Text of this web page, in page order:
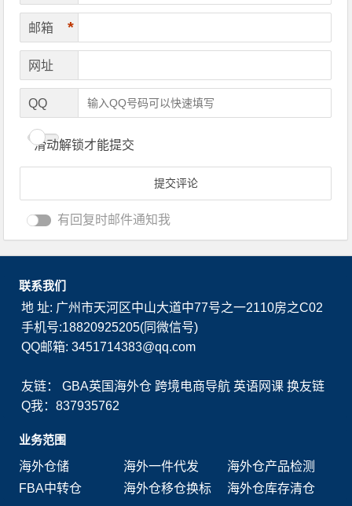
邮箱 *
网址
QQ
滑动解锁才能提交
有回复时邮件通知我
联系我们
地 址: 广州市天河区中山大道中77号之一2110房之C02
手机号:18820925205(同微信号)
QQ邮箱: 3451714383@qq.com
友链：GBA英国海外仓 跨境电商导航 英语网课 换友链
Q我：837935762
业务范围
海外仓储
海外一件代发
海外仓产品检测
FBA中转仓
海外仓移仓换标 海外仓库存清仓